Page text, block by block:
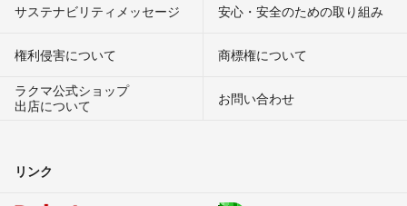
サステナビリティメッセージ 安心・安全のための取り組み
権利侵害について
商標権について
ラクマ公式ショップ
出店について
お問い合わせ
リンク